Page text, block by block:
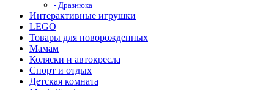
- Дразнюка
Интерактивные игрушки
LEGO
Товары для новорожденных
Мамам
Коляски и автокресла
Спорт и отдых
Детская комната